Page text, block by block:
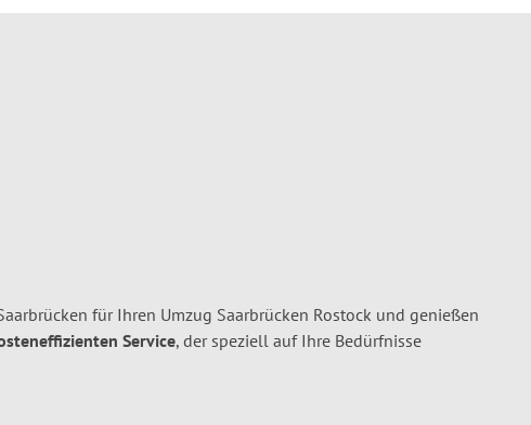
für Ihren Umzug Saarbrücken Rostock und genießen
Service, der speziell auf Ihre Bedürfnisse